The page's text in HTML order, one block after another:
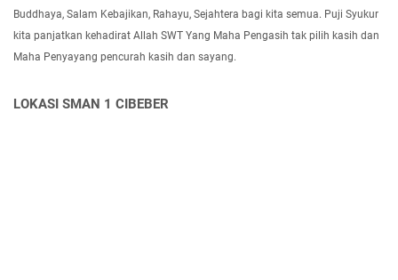
Buddhaya, Salam Kebajikan, Rahayu, Sejahtera bagi kita semua. Puji Syukur
kita panjatkan kehadirat Allah SWT Yang Maha Pengasih tak pilih kasih dan
Maha Penyayang pencurah kasih dan sayang.
LOKASI SMAN 1 CIBEBER